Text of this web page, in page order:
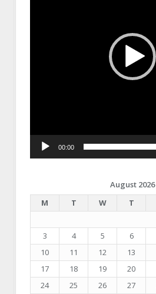
00:00
August 2026
M
T W T
3
4 5 6
10
11 12 13
17
18 19 20
24
25 26 27